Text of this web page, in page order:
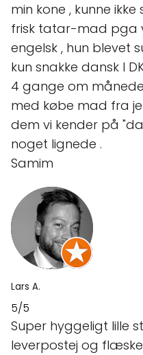
min kone , kunne
frisk tatar-mad pga
engelsk , hun blevet
kun snakke dansk I
4 gange om
med købe mad fra
dem vi kender på
noget lignede .
Samim
Lars A.
5/5
Super hyggeligt lille
leverpostej og